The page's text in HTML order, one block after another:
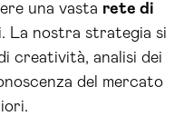
una vasta rete di
La nostra strategia si
creatività, analisi dei
del mercato